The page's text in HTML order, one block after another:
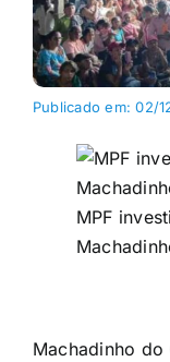
Publicado em: 02/
MPF
Machadinho